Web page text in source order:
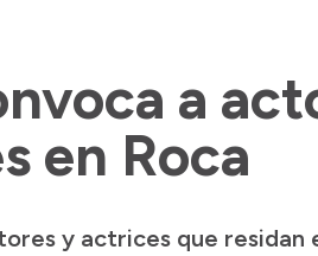
a
en Roca
y actrices que residan